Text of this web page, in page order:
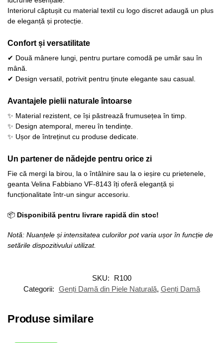
Interiorul căptușit cu material textil cu logo discret adaugă un plus
de eleganță și protecție.
Confort și versatilitate
✔ Două mânere lungi, pentru purtare comodă pe umăr sau în
mână.
✔ Design versatil, potrivit pentru ținute elegante sau casual.
Avantajele pielii naturale întoarse
✨ Material rezistent, ce își păstrează frumusețea în timp.
✨ Design atemporal, mereu în tendințe.
✨ Ușor de întreținut cu produse dedicate.
Un partener de nădejde pentru orice zi
Fie că mergi la birou, la o întâlnire sau la o ieșire cu prietenele,
geanta Velina Fabbiano VF-8143 îți oferă eleganță și
funcționalitate într-un singur accesoriu.
📦 Disponibilă pentru livrare rapidă din stoc!
Notă: Nuanțele și intensitatea culorilor pot varia ușor în funcție de
setările dispozitivului utilizat.
SKU:
R100
Categorii: Genți Damă din Piele Naturală, Genți Damă
Produse similare